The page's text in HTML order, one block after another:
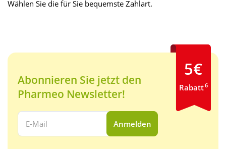
Wählen Sie die für Sie bequemste Zahlart.
Abonnieren Sie jetzt den
Pharmeo Newsletter!
Ihre E-Mail Adresse:
Anmelden
5€
Rabatt6